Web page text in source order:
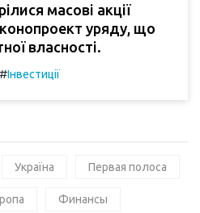
масові акції
уряду, що
власності.
#Інвестиції
Україна Первая полоса
Финансы